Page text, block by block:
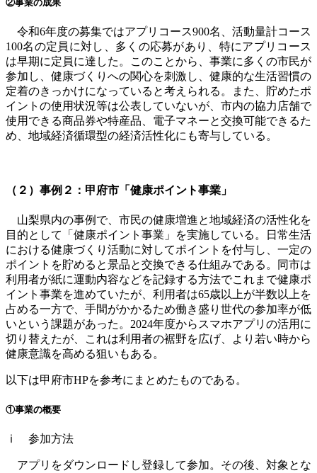
②事業の成果
令和6年度の募集ではアプリコース900名、活動量計コース
100名の定員に対し、多くの応募があり、特にアプリコース
は早期に定員に達した。このことから、事業に多くの市民が
参加し、健康づくりへの関心を刺激し、健康的な生活習慣の
定着のきっかけになっていると考えられる。また、貯めたポ
イントの使用状況等は公表していないが、市内の協力店舗で
使用できる商品券や特産品、電子マネーと交換可能できるた
め、地域経済循環型の経済活性化にも寄与している。
（２）事例２：甲府市「健康ポイント事業」
山梨県内の事例で、市民の健康増進と地域経済の活性化を
目的として「健康ポイント事業」を実施している。日常生活
における健康づくり活動に対してポイントを付与し、一定の
ポイントを貯めると景品と交換できる仕組みである。同市は
利用者が紙に運動内容などを記録する方法でこれまで健康ポ
イント事業を進めていたが、利用者は65歳以上が半数以上を
占める一方で、手間がかかるため働き盛り世代の参加率が低
いという課題があった。 2024年度からスマホアプリの活用に
切り替えたが、これは利用者の裾野を広げ、より若い時から
健康意識を高める狙いもある。
以下は甲府市HPを参考にまとめたものである。
①事業の概要
ⅰ 参加方法
アプリをダウンロードし登録して参加。その後、対象とな